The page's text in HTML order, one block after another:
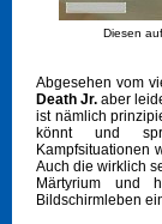
Diesen
Abgesehen vom
Death Jr. aber
ist nämlich
könnt und
Kampfsituationen
Auch die wirklich
Märtyrium und
Bildschirmleben